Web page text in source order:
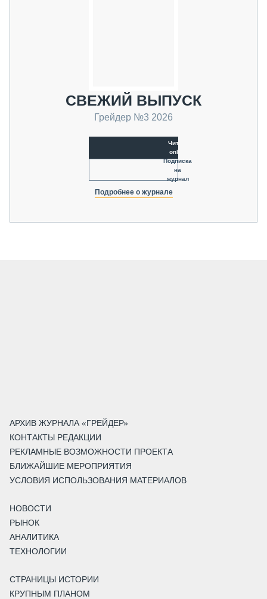
СВЕЖИЙ ВЫПУСК
Грейдер №3 2026
Читать
online
Подписка
на
журнал
Подробнее о журнале
АРХИВ ЖУРНАЛА «ГРЕЙДЕР»
КОНТАКТЫ РЕДАКЦИИ
РЕКЛАМНЫЕ ВОЗМОЖНОСТИ ПРОЕКТА
БЛИЖАЙШИЕ МЕРОПРИЯТИЯ
УСЛОВИЯ ИСПОЛЬЗОВАНИЯ МАТЕРИАЛОВ
НОВОСТИ
РЫНОК
АНАЛИТИКА
ТЕХНОЛОГИИ
СТРАНИЦЫ ИСТОРИИ
КРУПНЫМ ПЛАНОМ